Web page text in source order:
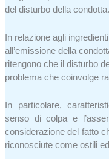
del disturbo della condotta.
In relazione agli
all’emissione della
ritengono che il disturbo
problema che coinvolge
In particolare,
senso di colpa e
considerazione del fatto
riconosciute come ostili